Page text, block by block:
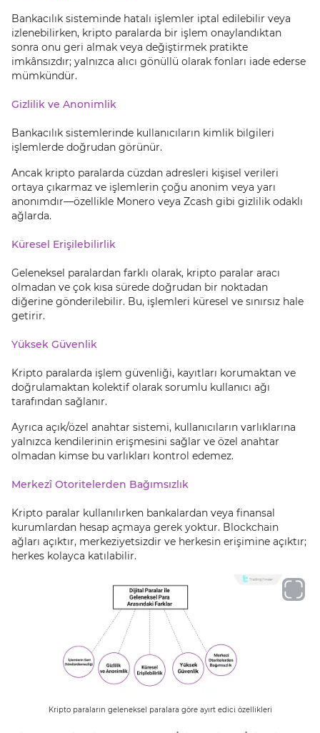
Bankacılık sisteminde hatalı işlemler iptal edilebilir veya
izlenebilirken, kripto paralarda bir işlem onaylandıktan
sonra onu geri almak veya değiştirmek pratikte
imkânsızdır; yalnızca alıcı gönüllü olarak fonları iade ederse
mümkündür.
Gizlilik ve Anonimlik
Bankacılık sistemlerinde kullanıcıların kimlik bilgileri
işlemlerde doğrudan görünür.
Ancak kripto paralarda cüzdan adresleri kişisel verileri
ortaya çıkarmaz ve işlemlerin çoğu anonim veya yarı
anonımdır—özellikle Monero veya Zcash gibi gizlilik odaklı
ağlarda.
Küresel Erişilebilirlik
Geleneksel paralardan farklı olarak, kripto paralar aracı
olmadan ve çok kısa sürede doğrudan bir noktadan
diğerine gönderilebilir. Bu, işlemleri küresel ve sınırsız hale
getirir.
Yüksek Güvenlik
Kripto paralarda işlem güvenliği, kayıtları korumaktan ve
doğrulamaktan kolektif olarak sorumlu kullanıcı ağı
tarafından sağlanır.
Ayrıca açık/özel anahtar sistemi, kullanıcıların varlıklarına
yalnızca kendilerinin erişmesini sağlar ve özel anahtar
olmadan kimse bu varlıkları kontrol edemez.
Merkezî Otoritelerden Bağımsızlık
Kripto paralar kullanılırken bankalardan veya finansal
kurumlardan hesap açmaya gerek yoktur. Blockchain
ağları açıktır, merkeziyetsizdir ve herkesin erişimine açıktır;
herkes kolayca katılabilir.
Kripto paraların geleneksel paralara göre ayırt edici özellikleri